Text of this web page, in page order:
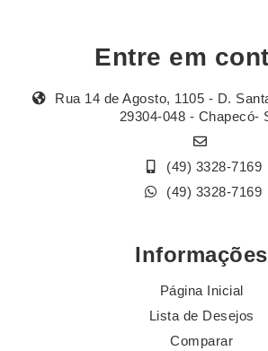
Entre em
Rua 14 de Agosto, 1105 - D.
29304-048 - Chapecó-
(49) 3328-7169
(49) 3328-7169
Informações
Página Inicial
Lista de Desejos
Comparar